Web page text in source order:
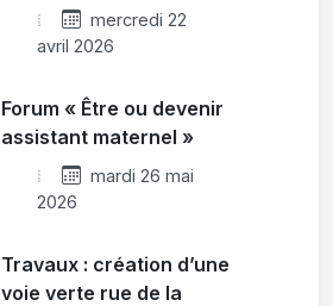
mercredi 22
avril 2026
Forum « Être ou devenir
assistant maternel »
mardi 26 mai
2026
Travaux : création d’une
voie verte rue de la